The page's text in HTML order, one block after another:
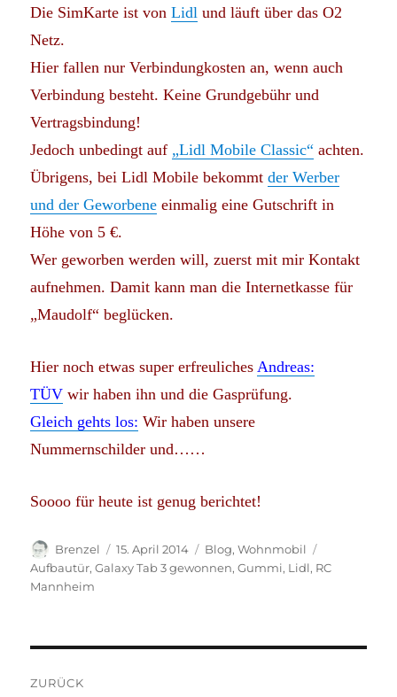
Die SimKarte ist vonLidl und läuft über das O2
Netz.
Hier fallen nur Verbindungkosten an, wenn auch
Verbindung besteht. Keine Grundgebühr und
Vertragsbindung!
Jedoch unbedingt auf „Lidl Mobile Classic“ achten.
Übrigens, bei Lidl Mobile bekommtder Werber
und der Geworbene einmalig eine Gutschrift in
Höhe von 5 €.
Wer geworben werden will, zuerst mit mir Kontakt
aufnehmen. Damit kann man die Internetkasse für
„Maudolf“ beglücken.
Hier noch etwas super erfreuliches Andreas:
TÜV wir haben ihn und die Gasprüfung.
Gleich gehts los: Wir haben unsere
Nummernschilder und……
Soooo für heute ist genug berichtet!
Autor
Brenzel
Veröffentlicht
am
15. April 2014 Kategorien
Blog,Wohnmobil
Aufbautür,Galaxy Tab 3 gewonnen,Gummi, Lidl, RC
Mannheim
ZURÜCK